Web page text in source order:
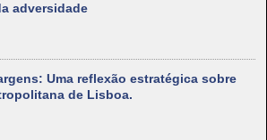
adversidade
Uma reflexão estratégica sobre
de Lisboa.